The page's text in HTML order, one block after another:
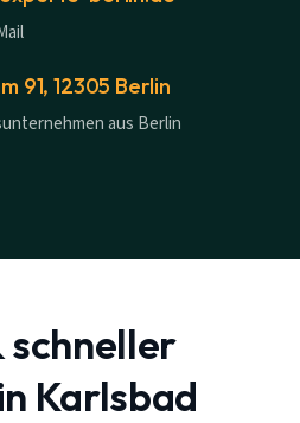
91, 12305 Berlin
aus Berlin
schneller
Karlsbad